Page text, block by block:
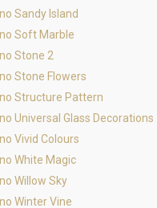
Sandy Island
Soft Marble
Stone 2
Stone Flowers
Structure Pattern
Universal Glass Decorations
Vivid Colours
White Magic
Willow Sky
Winter Vine